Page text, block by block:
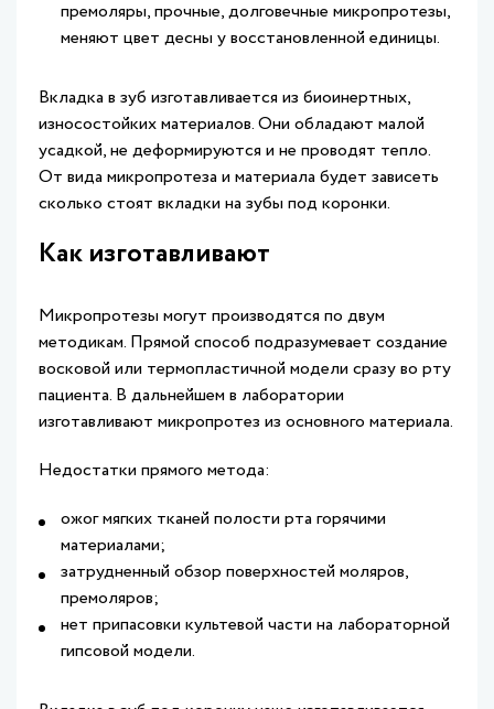
премоляры, прочные, долговечные микропротезы,
меняют цвет десны у восстановленной единицы.
Вкладка в зуб изготавливается из биоинертных,
износостойких материалов. Они обладают малой
усадкой, не деформируются и не проводят тепло.
От вида микропротеза и материала будет зависеть
сколько стоят вкладки на зубы под коронки.
Как изготавливают
Микропротезы могут производятся по двум
методикам. Прямой способ подразумевает создание
восковой или термопластичной модели сразу во рту
пациента. В дальнейшем в лаборатории
изготавливают микропротез из основного материала.
Недостатки прямого метода:
ожог мягких тканей полости рта горячими
материалами;
затрудненный обзор поверхностей моляров,
премоляров;
нет припасовки культевой части на лабораторной
гипсовой модели.